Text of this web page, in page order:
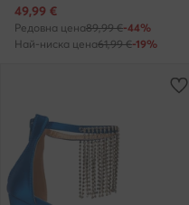
Актуална цена
49,99 €
Редовна цена89,99 €-44%
Най-ниска цена61,99 €-19%